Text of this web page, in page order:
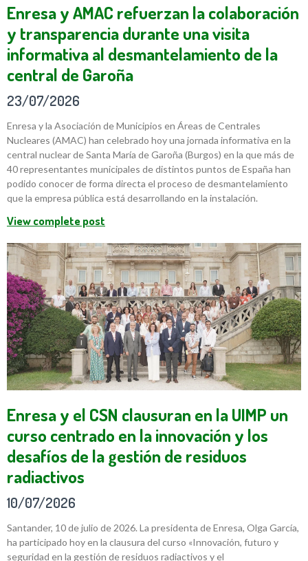
Enresa y AMAC refuerzan la colaboración
y transparencia durante una visita
informativa al desmantelamiento de la
central de Garoña
23/07/2026
Enresa y la Asociación de Municipios en Áreas de Centrales
Nucleares (AMAC) han celebrado hoy una jornada informativa en la
central nuclear de Santa María de Garoña (Burgos) en la que más de
40 representantes municipales de distintos puntos de España han
podido conocer de forma directa el proceso de desmantelamiento
que la empresa pública está desarrollando en la instalación.
View complete post
Enresa y el CSN clausuran en la UIMP un
curso centrado en la innovación y los
desafíos de la gestión de residuos
radiactivos
10/07/2026
Santander, 10 de julio de 2026. La presidenta de Enresa, Olga García,
ha participado hoy en la clausura del curso «Innovación, futuro y
seguridad en la gestión de residuos radiactivos y el